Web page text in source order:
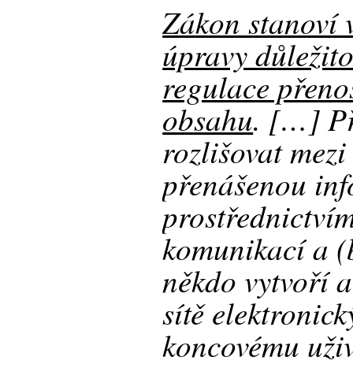
Zákon stanoví
úpravy
regulace
obsahu. […]
rozlišovat
přenášenou
komunikací a
někdo vytvoří
sítě
koncovému